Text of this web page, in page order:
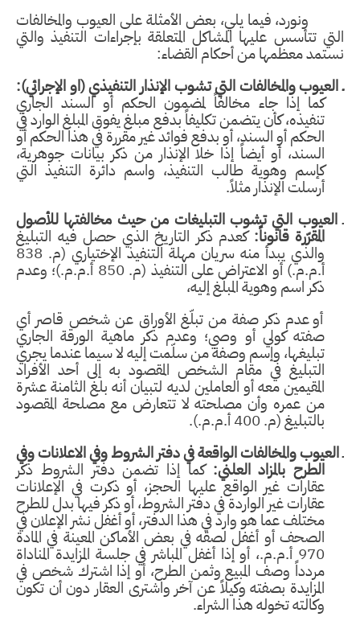
ونورد، فيما يلي، بعض الأمثلة على العيوب والمخالفات
التي تتأسس عليها المشاكل المتعلقة بإجراءات التنفيذ والتي
نستمد معظمها من أحكام القضاء:
ـ العيوب والمخالفات التي تشوب الإنذار التنفيذي (او الإجرائي):
كما إذا جاء مخالفاً لمضمون الحكم أو السند الجاري
تنفيذه، كأن يتضمن تكليفاً بدفع مبلغ يفوق المبلغ الوارد في
الحكم أو السند، أو بدفع فوائد غير مقررة في هذا الحكم أو
السند، أو أيضاً إذا خلا الإنذار من ذكر بيانات جوهرية،
كإسم وهوية طالب التنفيذ، واسم دائرة التنفيذ التي
أرسلت الإنذار مثلاً.
ـالعيوب التي تشوب التبليغات من حيث مخالفتها للأصول
المقرّرة قانوناً:كعدم ذكر التاريخ الذي حصل فيه التبليغ
والذي يبدأ منه سريان مهلة التنفيذ الإختياري (م. 838
أ.م.م.) أو الاعتراض على التنفيذ (م. 850 أ.م.م.)؛ وعدم
ذكر اسم وهوية المبلّغ إليه،
أو عدم ذكر صفة من تبلّغ الأوراق عن شخص قاصر أي
صفته كولي أو وصي؛ وعدم ذكر ماهية الورقة الجاري
تبليغها، وإسم وصفة من سلّمت إليه لا سيما عندما يجري
التبليغ في مقام الشخص المقصود به إلى أحد الأفراد
المقيمين معه أو العاملين لديه لتبيان أنه بلغ الثامنة عشرة
من عمره وأن مصلحته لا تتعارض مع مصلحة المقصود
بالتبليغ (م. 400 أ.م.م.).
ـالعيوب والمخالفات الواقعة في دفتر الشروط وفي الاعلانات وفي
الطرح بالمزاد العلني:كما إذا تضمن دفتر الشروط ذكر
عقارات غير الواقع عليها الحجز، أو ذكرت في الإعلانات
عقارات غير الواردة في دفتر الشروط، أو ذكر فيها بدل للطرح
مختلف عما هو وارد في هذا الدفتر، أو أغفل نشر الإعلان في
الصحف أو أغفل لصقه في بعض الأماكن المعينة في المادة
970 أ.م.م.، أو إذا أغفل المباشر في جلسة المزايدة المناداة
مردداً وصف المبيع وثمن الطرح، أو إذا اشترك شخص في
المزايدة بصفته وكيلاً عن آخر واشترى العقار دون أن تكون
وكالته تخوله هذا الشراء.